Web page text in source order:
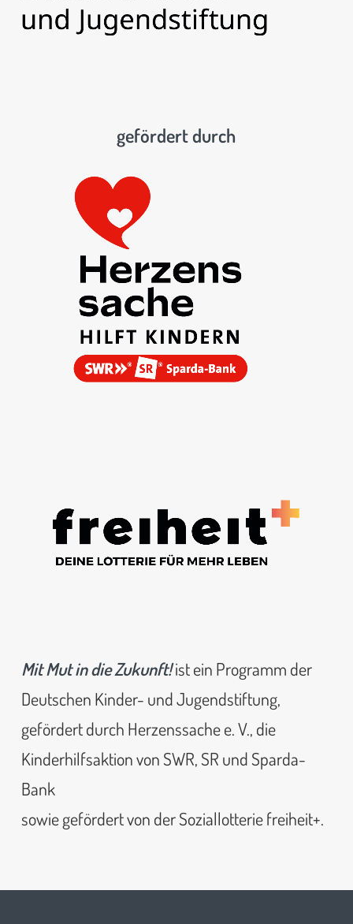
gefördert durch
Mit Mut in die Zukunft!ist ein Programm der
Deutschen Kinder- und Jugendstiftung,
gefördert durch Herzenssache e. V., die
Kinderhilfsaktion von SWR, SR und Sparda-
Bank
sowie gefördert von der Soziallotterie freiheit+.